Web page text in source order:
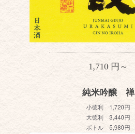
1,710 円～
純米吟醸 禅
小徳利 1,720円
大徳利 3,440円
ボトル 5,980円